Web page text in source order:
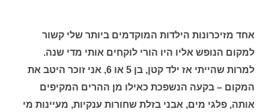
אחד מזיכרונות הילדות המוקדמים ביותר שלי קשור
למקום הנופש אליו היו הורי לוקחים אותי מדי שנה.
למרות שהייתי אז ילד קטן, בן 5 או 6, אני זוכר היטב את
המקום – בקעה הנשפכת כאילו מן ההרים המקיפים
אותה, פלגי מים, אבני בזלת שחורות ענקיות, מעיינות מי